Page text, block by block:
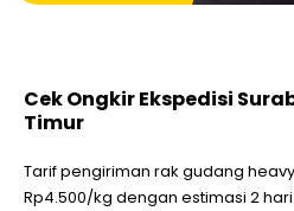
Cek Ongkir Ekspedisi
Timur
Tarif pengiriman rak gudang
Rp4.500/kg dengan estimasi 2